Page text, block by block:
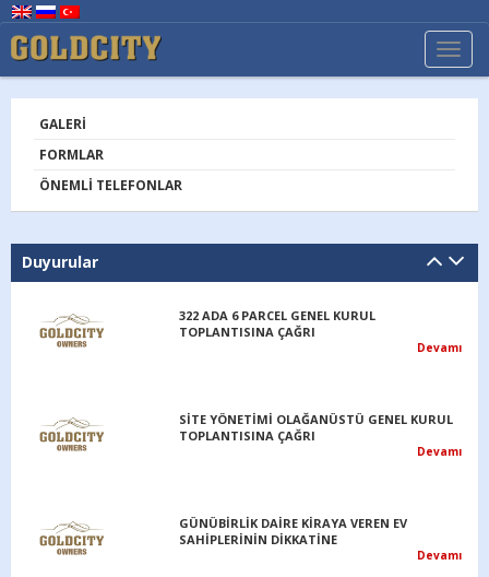
GALERI
FORMLAR
ÖNEMLI TELEFONLAR
Duyurular
322 ADA 6 PARCEL GENEL KURUL
TOPLANTISINA ÇAĞRI
Devamı
SİTE YÖNETİMİ OLAĞANÜSTÜ GENEL KURUL
TOPLANTISINA ÇAĞRI
Devamı
GÜNÜBİRLİK DAİRE KİRAYA VEREN EV
SAHİPLERİNİN DİKKATİNE
Devamı